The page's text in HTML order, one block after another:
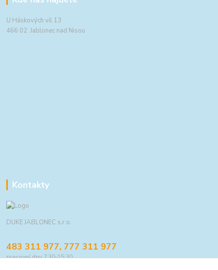
U Háskových vil 13
466 02 Jablonec nad Nisou
Kontakty
DUKE JABLONEC s.r.o.
483 311 977, 777 311 977
pracovní dny 7:30-15:30